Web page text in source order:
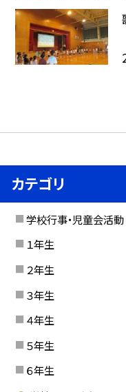
カテゴリ
学校行事・児童会活動
１年生
２年生
３年生
４年生
５年生
６年生